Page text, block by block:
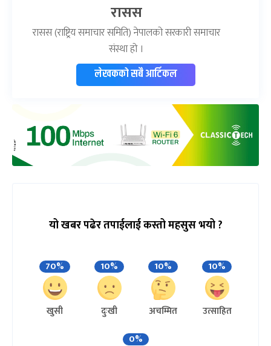
रासस
रासस (राष्ट्रिय समाचार समिति) नेपालको सरकारी समाचार
संस्था हो ।
लेखकको सबै आर्टिकल
यो खबर पढेर तपाईलाई कस्तो महसुस भयो ?
70%
खुसी
10%
दुःखी
10%
अचम्मित
10%
उत्साहित
0%